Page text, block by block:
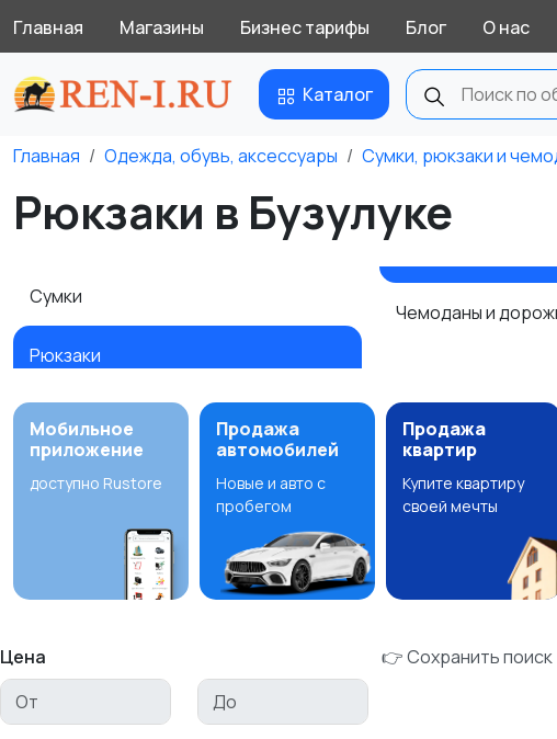
Главная Магазины Бизнес тарифы Блог О нас
Каталог
Главная Одежда, обувь, аксессуары Сумки, рюкзаки и
Рюкзаки в Бузулуке
Сумки
Рюкзаки
Чемоданы и
Мобильное
приложение
доступно Rustore
Продажа
автомобилей
Новые и авто с
пробегом
Продажа
квартир
Купите квартиру
своей мечты
Цена 👉 Сохранить поиск